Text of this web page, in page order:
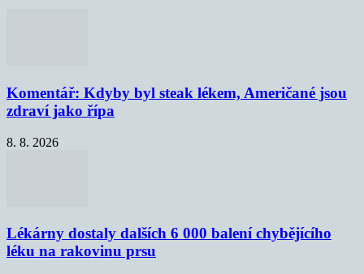
Komentář: Kdyby byl steak lékem, Američané jsou
zdraví jako řípa
8. 8. 2026
Lékárny dostaly dalších 6 000 balení chybějícího
léku na rakovinu prsu